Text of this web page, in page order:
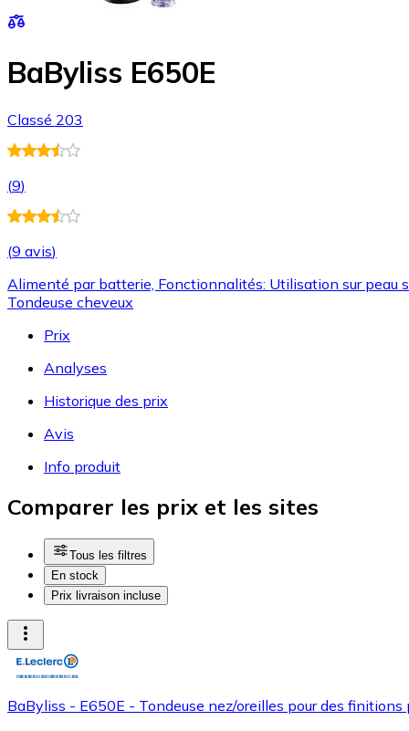
BaByliss E650E
Classé 203
(9)
(9 avis)
Alimenté par batterie, Fonctionnalités: Utilisation sur peau
Tondeuse cheveux
Prix
Analyses
Historique des prix
Avis
Info produit
Comparer les prix et les sites
Tous les filtres
En stock
Prix livraison incluse
BaByliss - E650E - Tondeuse nez/oreilles pour des finitions